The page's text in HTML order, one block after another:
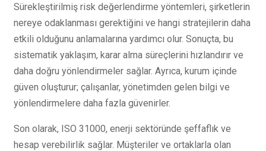
Sürekleştirilmiş risk değerlendirme yöntemleri, şirketlerin
nereye odaklanması gerektiğini ve hangi stratejilerin daha
etkili olduğunu anlamalarına yardımcı olur. Sonuçta, bu
sistematik yaklaşım, karar alma süreçlerini hızlandırır ve
daha doğru yönlendirmeler sağlar. Ayrıca, kurum içinde
güven oluşturur; çalışanlar, yönetimden gelen bilgi ve
yönlendirmelere daha fazla güvenirler.
Son olarak, ISO 31000, enerji sektöründe şeffaflık ve
hesap verebilirlik sağlar. Müşteriler ve ortaklarla olan